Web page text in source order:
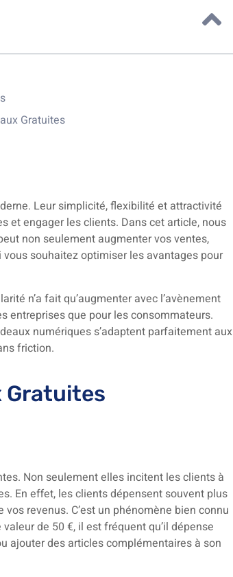
Gratuites
Leur simplicité, flexibilité et attractivité
et engager les clients. Dans cet article, nous
non seulement augmenter vos ventes,
souhaitez optimiser les avantages pour
n’a fait qu’augmenter avec l’avènement
entreprises que pour les consommateurs.
numériques s’adaptent parfaitement aux
friction.
Gratuites
Non seulement elles incitent les clients à
En effet, les clients dépensent souvent plus
revenus. C’est un phénomène bien connu
de 50 €, il est fréquent qu’il dépense
ajouter des articles complémentaires à son